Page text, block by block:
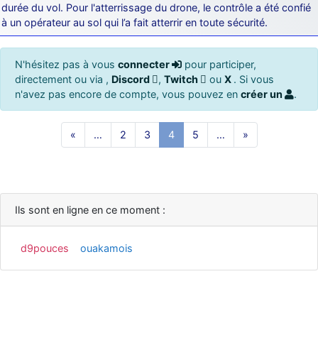
durée du vol. Pour l'atterrissage du drone, le contrôle a été confié
à un opérateur au sol qui l’a fait atterrir en toute sécurité.
N'hésitez pas à vous connecter
pour participer,
directement ou via , Discord , Twitch ou X . Si vous
n'avez pas encore de compte, vous pouvez en créer un .
« … 2 3 4 5 … »
Ils sont en ligne en ce moment :
d9pouces ouakamois